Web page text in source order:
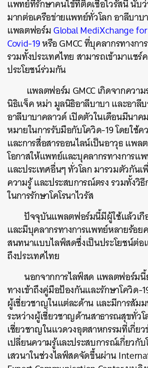
แพทย์ที่รักษาคนไข้ที่ติดเชื้อไวรัสนี้นับ
มากต่อเครือข่ายแพทย์ทั่วโลกอาลีบาบ
แพลตฟอร์มGlobal MediXchange
Covid-19หรือGMCCที่บุคลากรทางกา
รวมทั้งประเทศไทยสามารถเข้ามาแชร์
ประโยชน์ร่วมกัน
แพลตฟอร์มGMCCเกิดจากควา
นิธิแจ็คหม่ามูลนิธิอาลีบาบาและอาลี
อาลีบาบาคลาวด์เปิดตัวในเดือนมีนา
หมายในการรับมือกับโควิด-19โดยใช้ค
และการสื่อสารออนไลน์เป็นอาวุธแพล
โอกาสให้แพทย์และบุคลากรทางการแ
และประเทศอื่นๆทั่วโลก มารวมตัวกัน
ความรู้และประสบการณ์ตรงรวมทั้งวิ
ในการรักษาโคโรนาไวรัส
ปัจจุบันแพลตฟอร์มนี้มีผู้ใช้แล้วเกื
และมีบุคลากรทางการแพทย์หลายร้อย
สนทนาแบบไลฟ์สดซึ่งเป็นประโยชน์ต่
ถึงประเทศไทย
นอกจากการไลฟ์สด แพลตฟอร์มนี้
ทางเข้าถึงคู่มือป้องกันและรักษาโควิด-
ผู้เชี่ยวชาญในแต่ละด้านและมีการสัม
ระหว่างผู้เชี่ยวชาญด้านสาธารณสุขทั่ว
เชี่ยวชาญในแวดวงอุตสาหกรรมที่เกี่ยว
เปลี่ยนความรู้และประสบการณ์เกี่ยวกั
เสวนาในช่วงไลฟ์สดจัดขึ้นผ่าน